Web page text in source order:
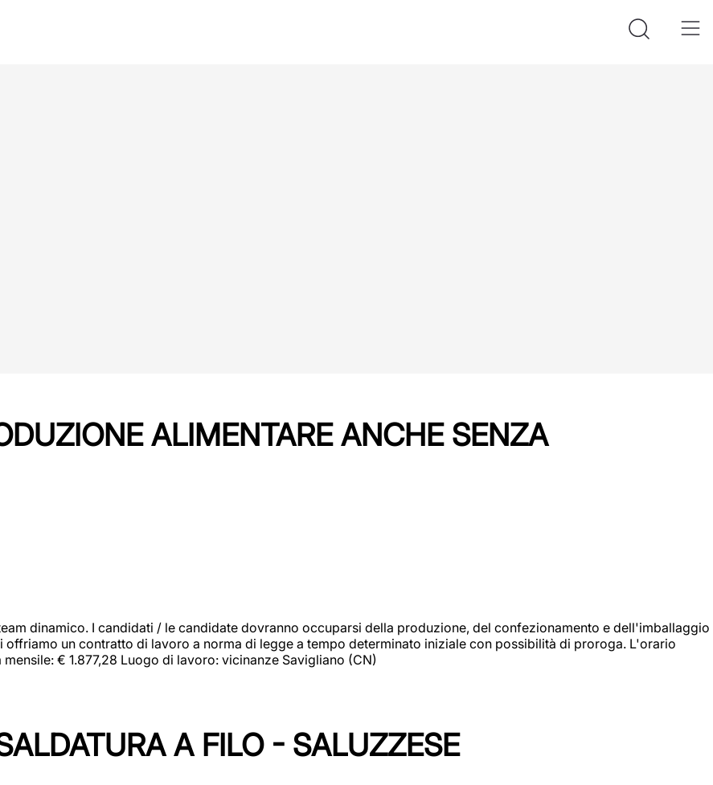
ALIMENTARE ANCHE SENZA
dinamico. I candidati / le candidate dovranno occuparsi della produzione, del confezionamento e dell'imballaggio
un contratto di lavoro a norma di legge a tempo determinato iniziale con possibilità di proroga. L'orario
€ 1.877,28 Luogo di lavoro: vicinanze Savigliano (CN)
A FILO - SALUZZESE